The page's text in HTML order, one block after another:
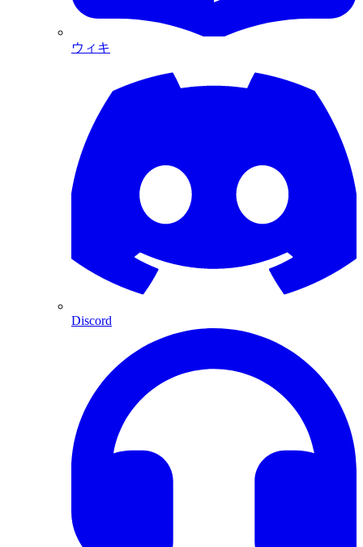
ウィキ
Discord